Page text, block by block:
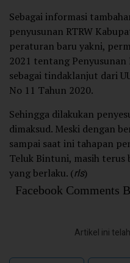
Sebagai informasi
penyusunan RTRW
peraturan baru yakni,
2021 tentang Penyusunan
sebagai tindaklanjut dari
No 11 Tahun 2020.
Sehingga dilakukan
dimaksud. Meski dengan
sampai saat ini tahapan
Teluk Bintuni, masih terus
yang berlaku. (rls)
Facebook Comments
Artikel ini